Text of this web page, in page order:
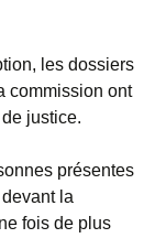
les dossiers
commission ont
justice.
présentes
la
fois de plus